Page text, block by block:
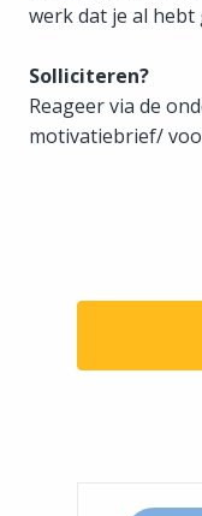
werk dat je al hebt
Solliciteren?
Reageer via de
motivatiebrief/